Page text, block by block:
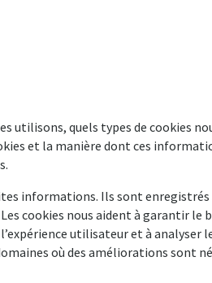
utilisons, quels types de cookies
et la manière dont ces
informations. Ils sont enregistrés
cookies nous aident à garantir le
utilisateur et à analyser
où des améliorations sont